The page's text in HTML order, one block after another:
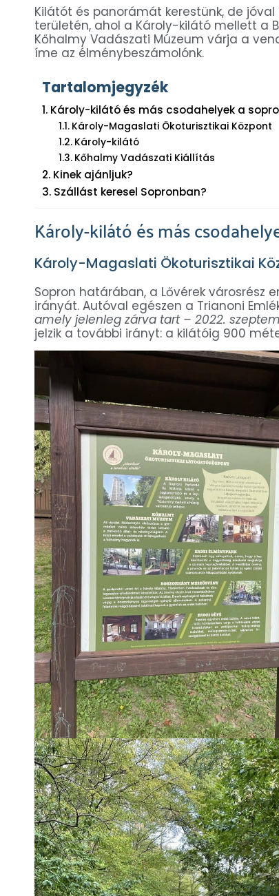
Kilátót és panorámát kerestünk, de
területén, ahol a Károly-kilátó mellett a
Kőhalmy Vadászati Múzeum várja a
íme az élménybeszámolónk.
Tartalomjegyzék
Károly-kilátó és más csodahelyek a
Károly-Magaslati Ökoturisztikai Központ
Károly-kilátó
Kőhalmy Vadászati Kiállítás
Kinek ajánljuk?
Szállást keresel Sopronban?
Károly-kilátó és más
Károly-Magaslati Ökoturisztikai
Sopron határában, a Lővérek városrész
irányát. Autóval egészen a Trianoni
amely jelenleg zárva tart – 2022.
jelzik a további irányt: a kilátóig 900